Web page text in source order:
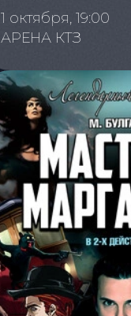
1 октября, 19:00
АРЕНА КТЗ